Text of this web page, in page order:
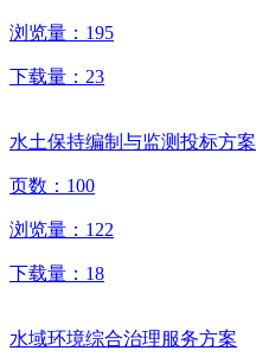
浏览量： 195
下载量： 23
水土保持编制与监测投标方案
页数： 100
浏览量： 122
下载量： 18
水域环境综合治理服务方案